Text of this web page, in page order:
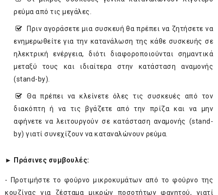
ρεύμα από τις μεγάλες.
Πριν αγοράσετε μια συσκευή θα πρέπει να ζητήσετε να
ενημερωθείτε για την κατανάλωση της κάθε συσκευής σε
ηλεκτρική ενέργεια, διότι διαφοροποιούνται σημαντικά
μεταξύ τους και ιδιαίτερα στην κατάσταση αναμονής
(stand-by).
Θα πρέπει να κλείνετε όλες τις συσκευές από τον
διακόπτη ή να τις βγάζετε από την πρίζα και να μην
αφήνετε να λειτουργούν σε κατάσταση αναμονής (stand-
by) γιατί συνεχίζουν να καταναλώνουν ρεύμα.
► Πράσινες συμβουλές:
- Προτιμήστε το φούρνο μικροκυμάτων από το φούρνο της
κουζίνας για ζέσταμα μικρών ποσοτήτων φαγητού, γιατί